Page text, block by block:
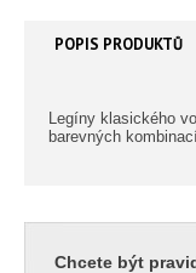
POPIS PRODUKTŮ
Legíny klasického
barevných
Chcete být